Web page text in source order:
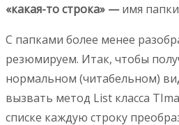
«какая-то строка» —имя
С папками более менее
резюмируем. Итак, чтобы
нормальном (читабельном)
вызвать метод List класса
списке каждую строку